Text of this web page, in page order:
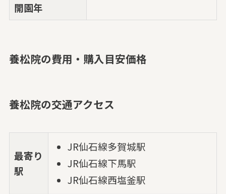
開園年
養松院の費用・購入目安価格
養松院の交通アクセス
最寄り
駅
JR仙石線多賀城駅
JR仙石線下馬駅
JR仙石線西塩釜駅